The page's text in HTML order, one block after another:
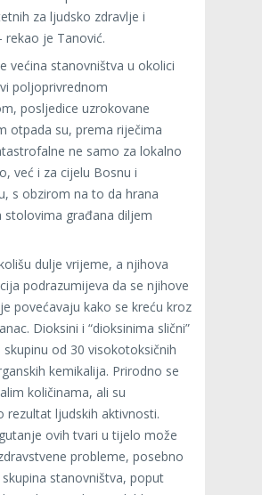
za ljudsko zdravlje i
rekao je Tanović.
većina stanovništva u okolici
poljoprivrednom
posljedice uzrokovane
otpada su, prema riječima
ne samo za lokalno
već i za cijelu Bosnu i
s obzirom na to da hrana
stolovima građana diljem
dulje vrijeme, a njihova
podrazumijeva da se njihove
povećavaju kako se kreću kroz
Dioksini i “dioksinima slični”
skupinu od 30 visokotoksičnih
kemikalija. Prirodno se
količinama, ali su
rezultat ljudskih aktivnosti.
ovih tvari u tijelo može
probleme, posebno
stanovništva, poput